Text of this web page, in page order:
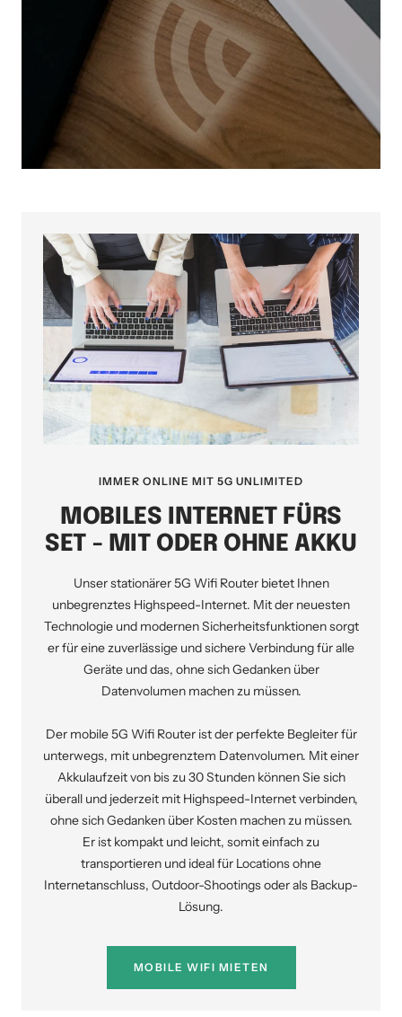
IMMER ONLINE MIT 5G UNLIMITED
MOBILES INTERNET FÜRS
SET - MIT ODER OHNE AKKU
Unser stationärer 5G Wifi Router bietet Ihnen
unbegrenztes Highspeed-Internet. Mit der neuesten
Technologie und modernen Sicherheitsfunktionen sorgt
er für eine zuverlässige und sichere Verbindung für alle
Geräte und das, ohne sich Gedanken über
Datenvolumen machen zu müssen.
Der mobile 5G Wifi Router ist der perfekte Begleiter für
unterwegs, mit unbegrenztem Datenvolumen. Mit einer
Akkulaufzeit von bis zu 30 Stunden können Sie sich
überall und jederzeit mit Highspeed-Internet verbinden,
ohne sich Gedanken über Kosten machen zu müssen.
Er ist kompakt und leicht, somit einfach zu
transportieren und ideal für Locations ohne
Internetanschluss, Outdoor-Shootings oder als Backup-
Lösung.
MOBILE WIFI MIETEN